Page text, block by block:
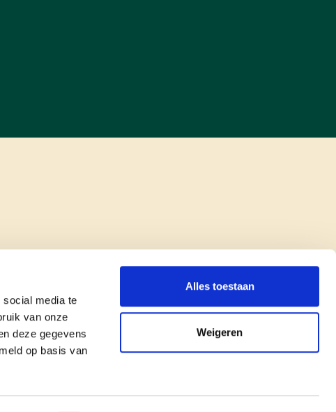
media te
van onze
deze gegevens
op basis van
Alles toestaan
Weigeren